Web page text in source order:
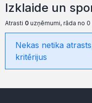
Izklaide un
Atrasti 0 uzņēmumi, rāda no
Nekas netika
kritērijus